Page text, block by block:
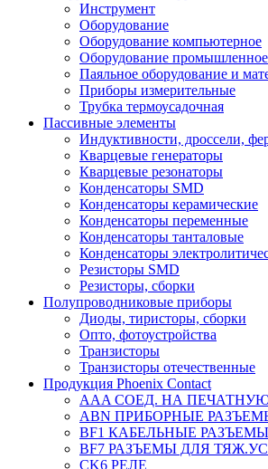
Инструмент
Оборудование
Оборудование компьютерное
Оборудование промышленное
Паяльное оборудование и
Приборы измерительные
Трубка термоусадочная
Пассивные элементы
Индуктивности, дроссели,
Кварцевые генераторы
Кварцевые резонаторы
Конденсаторы SMD
Конденсаторы керамические
Конденсаторы переменные
Конденсаторы танталовые
Конденсаторы
Резисторы SMD
Резисторы, сборки
Полупроводниковые приборы
Диоды, тиристоры, сборки
Опто, фотоустройства
Транзисторы
Транзисторы отечественные
Продукция Phoenix Contact
AAA СОЕД. НА
ABN ПРИБОРНЫЕ
BF1 КАБЕЛЬНЫЕ РАЗЪЕМЫ
BF7 РАЗЪЕМЫ ДЛЯ
CK6 РЕЛЕ